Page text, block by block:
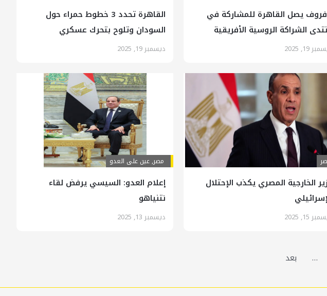
يصل القاهرة للمشاركة في
الشراكة الروسية الأفريقية
19, 2025
القاهرة تحدد 3 خطوط حمراء حول
السودان وتلوح بتحرك عسكري
ديسمبر 19, 2025
الخارجية المصري يكذب الإحتلال
15, 2025
مصر,عين على العدو
إعلام العدو: السيسي يرفض لقاء
نتنياهو
ديسمبر 13, 2025
… بعد